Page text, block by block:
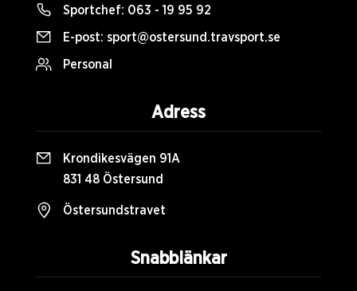
Snabblänkar
Sportchef: 063 - 19 95 92
E-post: sport@ostersund.travsport.se
Personal
Adress
Krondikesvägen 91A
831 48 Östersund
Östersundstravet